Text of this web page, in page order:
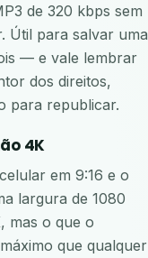
de 320 kbps sem
Útil para salvar uma
— e vale lembrar
dos direitos,
para republicar.
4K
em 9:16 e o
largura de 1080
mas o que o
que qualquer